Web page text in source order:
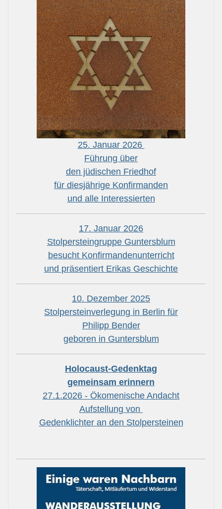
25. Januar 2026
Führung über
den jüdischen Friedhof
für diesjährige Konfirmanden
und alle Interessierten
17. Januar 2026
Stolpersteingruppe Guntersblum
besucht Konfirmandenunterricht
und präsentiert Erikas Geschichte
10. Dezember 2025
Stolpersteinverlegung in Berlin für
Philipp Bender
geboren in Guntersblum
Holocaust-Gedenktag
gemeinsam erinnern
27.1.2026 - Ökomenische Andacht
Aufstellung von
Gedenklichter an den Stolpersteinen